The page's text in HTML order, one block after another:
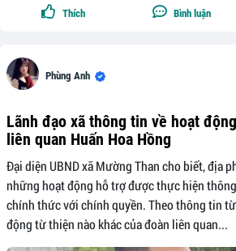
Thích Bình luận
Phùng Anh
Lãnh đạo xã thông tin về hoạt
liên quan Huấn Hoa Hồng
Đại diện UBND xã Mường Than cho biết, địa
những hoạt động hỗ trợ được thực hiện
chính thức với chính quyền. Theo thông tin
động từ thiện nào khác của đoàn liên quan...